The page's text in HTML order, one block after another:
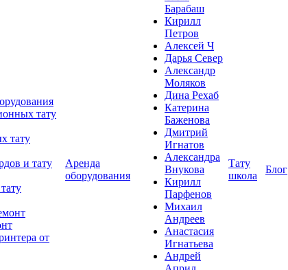
тату
тату
и тату
от
Аренда
оборудования
Барабаш
Кирилл
Петров
Алексей Ч
Дарья Север
Александр
Моляков
Дина Рехаб
Катерина
Баженова
Дмитрий
Игнатов
Александра
Внукова
Кирилл
Парфенов
Михаил
Андреев
Анастасия
Игнатьева
Андрей
Тату
школа
Блог